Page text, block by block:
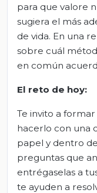
para que valore
sugiera el más
de vida. En una
sobre cuál
en común
El reto de hoy:
Te invito a formar
hacerlo con una
papel y dentro
preguntas que
entrégaselas a
te ayuden a